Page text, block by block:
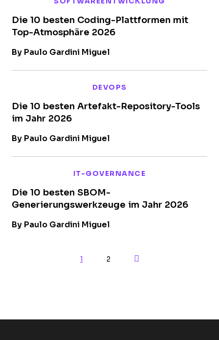
Die 10 besten Coding-Plattformen mit
Top-Atmosphäre 2026
By Paulo Gardini Miguel
DEVOPS
Die 10 besten Artefakt-Repository-Tools
im Jahr 2026
By Paulo Gardini Miguel
IT-GOVERNANCE
Die 10 besten SBOM-
Generierungswerkzeuge im Jahr 2026
By Paulo Gardini Miguel
1 2